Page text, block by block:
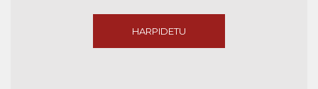
HARPIDETU